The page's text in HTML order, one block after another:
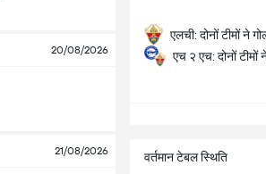
20/08/2026
21/08/2026
एलची: दोनों टीमों ने
एच २ एच: दोनों
वर्तमान टेबल स्थिति